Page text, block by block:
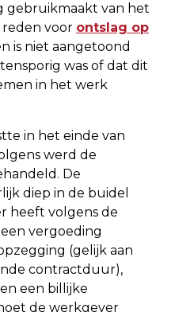
gebruikmaakt van het
voor ontslag op
is niet aangetoond
was of dat dit
in het werk
in het einde van
werd de
De
diep in de buidel
heeft volgens de
vergoeding
(gelijk aan
contractduur),
een billijke
de werkgever